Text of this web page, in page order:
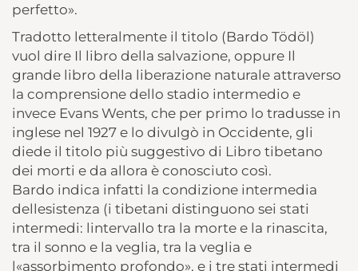
perfetto».
Tradotto letteralmente il titolo (Bardo Tödöl)
vuol dire Il libro della salvazione, oppure Il
grande libro della liberazione naturale attraverso
la comprensione dello stadio intermedio e
invece Evans Wents, che per primo lo tradusse in
inglese nel 1927 e lo divulgò in Occidente, gli
diede il titolo più suggestivo di Libro tibetano
dei morti e da allora è conosciuto così.
Bardo indica infatti la condizione intermedia
dellesistenza (i tibetani distinguono sei stati
intermedi: lintervallo tra la morte e la rinascita,
tra il sonno e la veglia, tra la veglia e
l«assorbimento profondo», e i tre stati intermedi